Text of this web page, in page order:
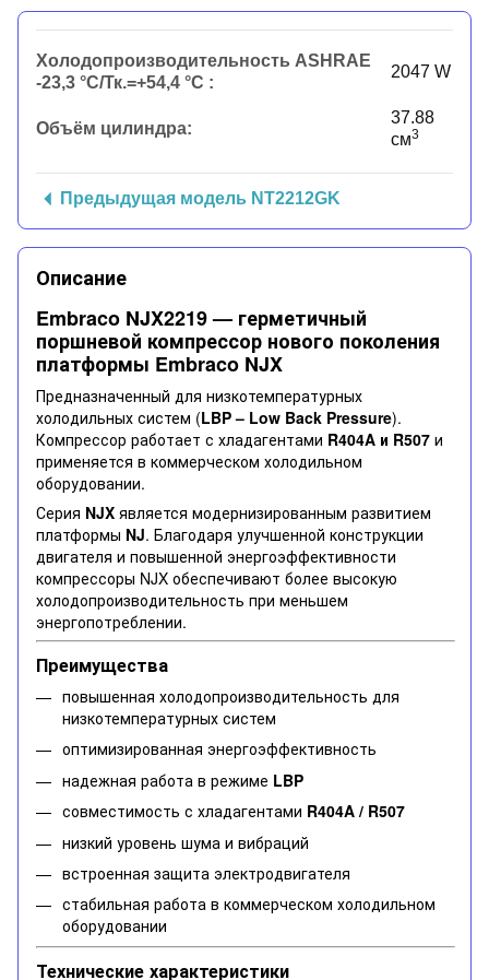
Холодопроизводительность ASHRAE
-23,3 °C/Тк.=+54,4 °C :
2047 W
Объём цилиндра:
37.88
см3
Предыдущая модель NT2212GK
Описание
Embraco NJX2219 — герметичный
поршневой компрессор нового поколения
платформы Embraco NJX
Предназначенный для низкотемпературных
холодильных систем (LBP – Low Back Pressure).
Компрессор работает с хладагентами R404A и R507 и
применяется в коммерческом холодильном
оборудовании.
Серия NJX является модернизированным развитием
платформы NJ. Благодаря улучшенной конструкции
двигателя и повышенной энергоэффективности
компрессоры NJX обеспечивают более высокую
холодопроизводительность при меньшем
энергопотреблении.
Преимущества
повышенная холодопроизводительность для
низкотемпературных систем
оптимизированная энергоэффективность
надежная работа в режиме LBP
совместимость с хладагентами R404A / R507
низкий уровень шума и вибраций
встроенная защита электродвигателя
стабильная работа в коммерческом холодильном
оборудовании
Технические характеристики